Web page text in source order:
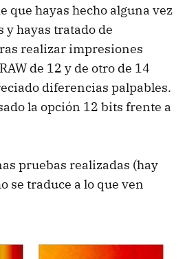
que hayas hecho alguna vez
y hayas tratado de
realizar impresiones
de 12 y de otro de 14
diferencias palpables.
la opción 12 bits frente a
pruebas realizadas (hay
se traduce a lo que ven